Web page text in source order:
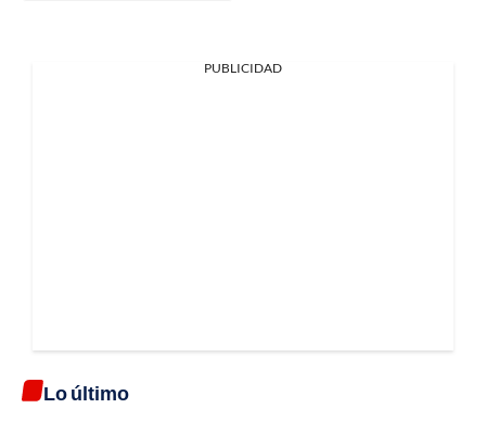
PUBLICIDAD
Lo último